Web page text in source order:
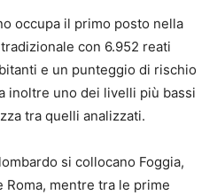
occupa il primo posto nella
con 6.952 reati
e un punteggio di rischio
inoltre uno dei livelli più bassi
tra quelli analizzati.
si collocano Foggia,
Roma, mentre tra le prime